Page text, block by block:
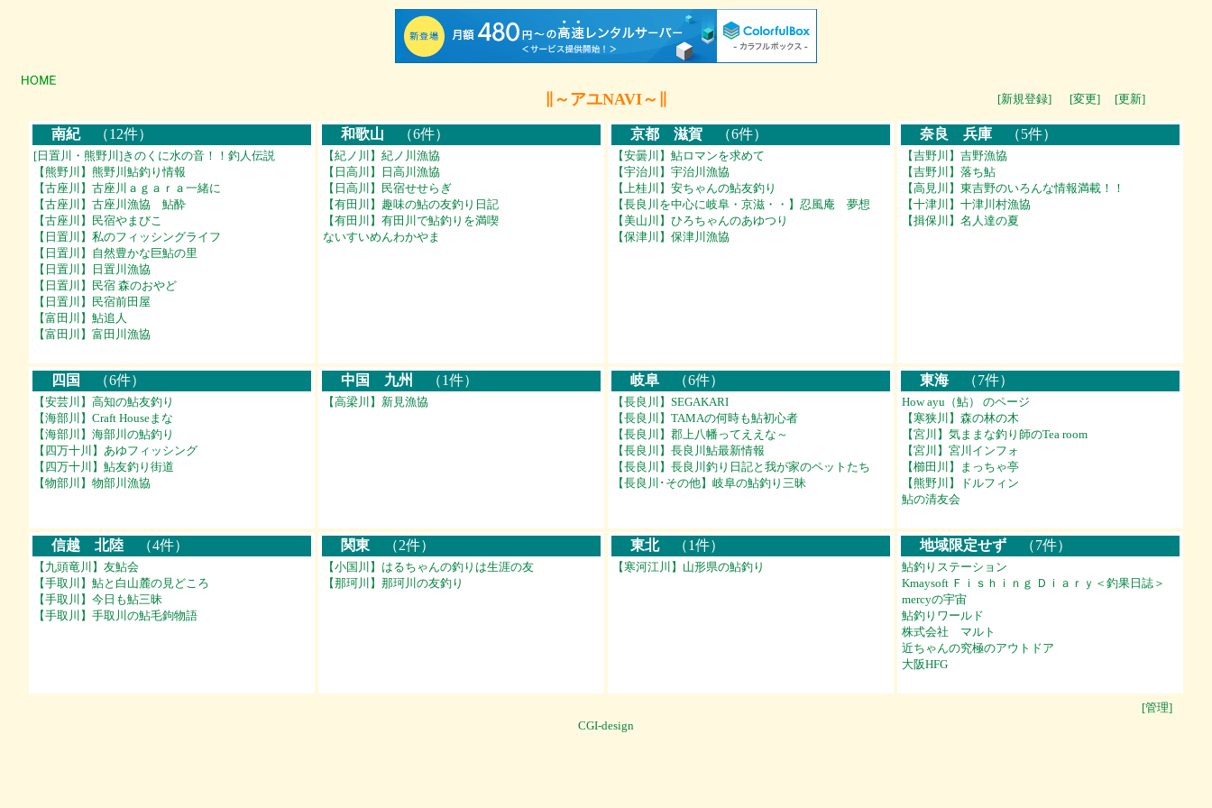
∥～アユNAVI～∥ [新規登録] [変更] [更新]
南紀（12件）
[日置川・熊野川]きのくに水の音！！釣人伝説
【熊野川】熊野川鮎釣り情報
【古座川】古座川ａｇａｒａ一緒に
【古座川】古座川漁協 鮎酔
【古座川】民宿やまびこ
【日置川】私のフィッシングライフ
【日置川】自然豊かな巨鮎の里
【日置川】日置川漁協
【日置川】民宿 森のおやど
【日置川】民宿前田屋
【富田川】鮎追人
【富田川】富田川漁協
和歌山 （6件）
【紀ノ川】紀ノ川漁協
【日高川】日高川漁協
【日高川】民宿せせらぎ
【有田川】趣味の鮎の友釣り日記
【有田川】有田川で鮎釣りを満喫
ないすいめんわかやま
京都 滋賀 （6件）
【安曇川】鮎ロマンを求めて
【宇治川】宇治川漁協
【上桂川】安ちゃんの鮎友釣り
【長良川を中心に岐阜・京滋・・】忍風庵 夢想
【美山川】ひろちゃんのあゆつり
【保津川】保津川漁協
奈良 兵庫 （5件）
【吉野川】吉野漁協
【吉野川】落ち鮎
【高見川】東吉野のいろんな情報満載！！
【十津川】十津川村漁協
【揖保川】名人達の夏
四国 （6件）
【安芸川】高知の鮎友釣り
【海部川】Craft Houseまな
【海部川】海部川の鮎釣り
【四万十川】あゆフィッシング
【四万十川】鮎友釣り街道
【物部川】物部川漁協
中国 九州 （1件）
【高梁川】新見漁協
岐阜 （6件）
【長良川】SEGAKARI
【長良川】TAMAの何時も鮎初心者
【長良川】郡上八幡ってええな～
【長良川】長良川鮎最新情報
【長良川】長良川釣り日記と我が家のペットたち
【長良川･その他】岐阜の鮎釣り三昧
東海（7件）
How ayu（鮎） のページ
【寒狭川】森の林の木
【宮川】気ままな釣り師のTea room
【宮川】宮川インフォ
【櫛田川】まっちゃ亭
【熊野川】ドルフィン
鮎の清友会
信越 北陸 （4件）
【九頭竜川】友鮎会
【手取川】鮎と白山麓の見どころ
【手取川】今日も鮎三昧
【手取川】手取川の鮎毛鉤物語
関東 （2件）
【小国川】はるちゃんの釣りは生涯の友
【那珂川】那珂川の友釣り
東北（1件）
【寒河江川】山形県の鮎釣り
地域限定せず （7件）
鮎釣りステーション
Kmaysoft Ｆｉｓｈｉｎｇ Ｄｉａｒｙ＜釣果日誌＞
mercyの宇宙
鮎釣りワールド
株式会社 マルト
近ちゃんの究極のアウトドア
大阪HFG
[管理]
CGI-design